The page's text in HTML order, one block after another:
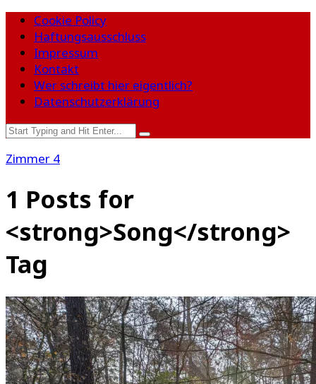
Cookie Policy
Haftungsausschluss
Impressum
Kontakt
Wer schreibt hier eigentlich?
Datenschutzerklärung
Zimmer 4
1 Posts for
<strong>Song</strong>
Tag